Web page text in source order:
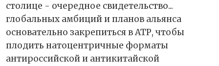
столице - очередное свидетельство...
глобальных амбиций и планов альянса
основательно закрепиться в АТР, чтобы
плодить натоцентричные форматы
антироссийской и антикитайской